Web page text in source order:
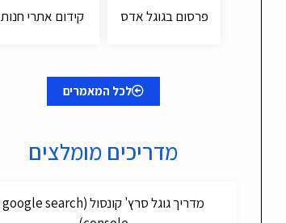
פרסום בגוגל אדס קידום אתרי חנות
לכל המאמרים
מדריכים מומלצים
מדריך גוגל סרץ' קונסול (google search